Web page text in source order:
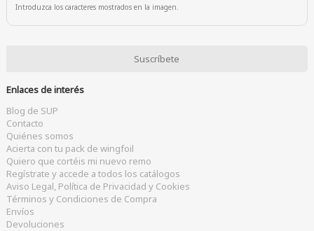
Introduzca los caracteres mostrados en la imagen.
Enlaces de interés
Blog de SUP
Contacto
Quiénes somos
Acierta con tu pack de wingfoil
Quiero que cortéis mi nuevo remo
Regístrate y accede a todos los catálogos
Aviso Legal, Política de Privacidad y Cookies
Términos y Condiciones de Compra
Envíos
Devoluciones